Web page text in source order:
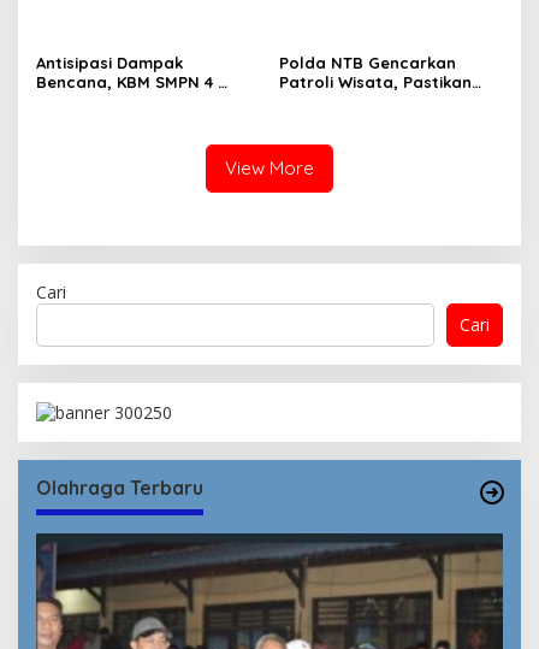
Antisipasi Dampak
Bencana, KBM SMPN 4
Polda NTB Gencarkan
Patroli Wisata, Pastikan
View More
Cari
Cari
Olahraga Terbaru